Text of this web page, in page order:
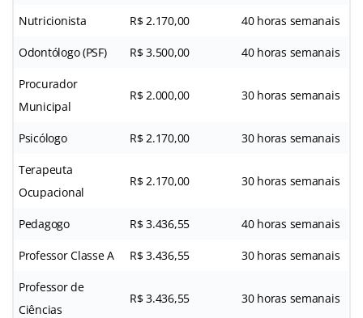
Nutricionista R$ 2.170,00 40 horas semanais
Odontólogo (PSF) R$ 3.500,00 40 horas semanais
Procurador
Municipal
R$ 2.000,00 30 horas semanais
Psicólogo R$ 2.170,00 30 horas semanais
Terapeuta
Ocupacional
R$ 2.170,00 30 horas semanais
Pedagogo R$ 3.436,55 40 horas semanais
Professor Classe A R$ 3.436,55 30 horas semanais
Professor de
Ciências
R$ 3.436,55 30 horas semanais